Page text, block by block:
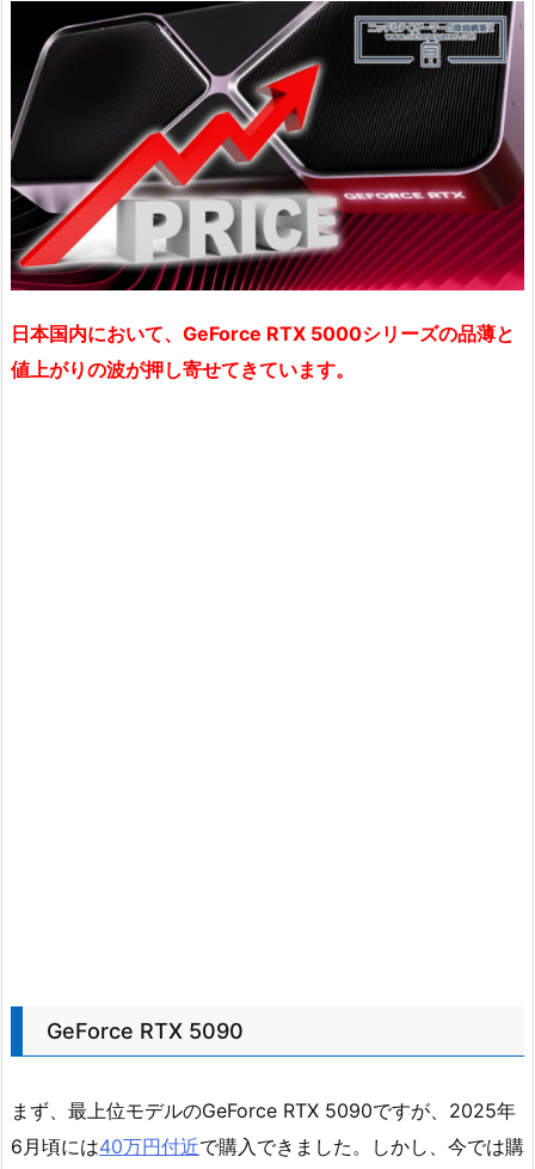
日本国内において、GeForce RTX 5000シリーズの品薄と
値上がりの波が押し寄せてきています。
GeForce RTX 5090
まず、最上位モデルのGeForce RTX 5090ですが、2025年
6月頃には40万円付近で購入できました。しかし、今では購